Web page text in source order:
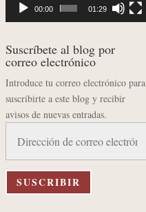
00:00 01:29
Suscríbete al blog por
correo electrónico
Introduce tu correo electrónico para
suscribirte a este blog y recibir
avisos de nuevas entradas.
correo
electrónico
SUSCRIBIR